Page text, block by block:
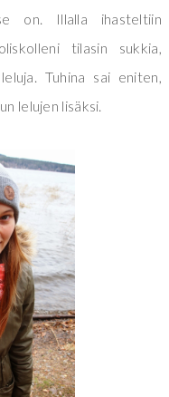
on. Illalla ihasteltiin
tilasin sukkia,
Tuhina sai eniten,
lelujen lisäksi.